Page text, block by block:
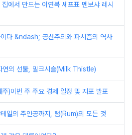
에서 만드는 이연복 셰프표 멘보샤 레시
다 &ndash; 공산주의와 파시즘의 역사
연의 선물, 밀크시슬(Milk Thistle)
)이번 주 주요 경제 일정 및 지표 발표
일의 주인공까지, 럼(Rum)의 모든 것